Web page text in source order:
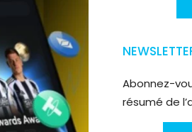
Abonnez-
résumé de